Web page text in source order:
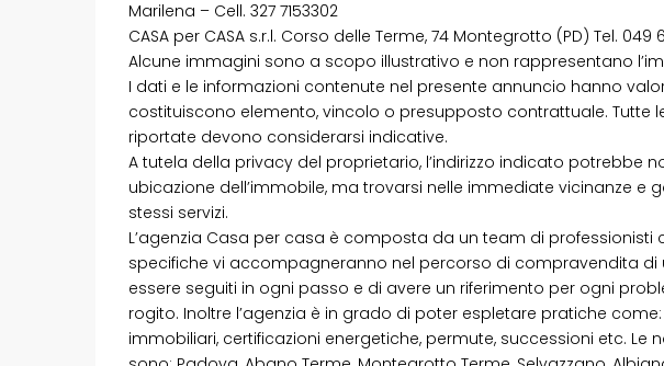
Marilena – Cell. 327 7153302
CASA per CASA s.r.l. Corso delle Terme, 74 Montegrotto (PD) Tel. 049
Alcune immagini sono a scopo illustrativo e non rappresentano
I dati e le informazioni contenute nel presente annuncio hanno
costituiscono elemento, vincolo o presupposto contrattuale. Tutte
riportate devono considerarsi indicative.
A tutela della privacy del proprietario, l’indirizzo indicato potrebbe
ubicazione dell’immobile, ma trovarsi nelle immediate vicinanze e
stessi servizi.
L’agenzia Casa per casa è composta da un team di professionisti
specifiche vi accompagneranno nel percorso di compravendita di
essere seguiti in ogni passo e di avere un riferimento per ogni
rogito. Inoltre l’agenzia è in grado di poter espletare pratiche
immobiliari, certificazioni energetiche, permute, successioni etc. Le